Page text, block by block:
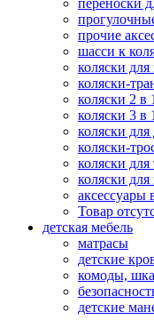
переноски
прочие
шасси к
коляски
коляски-
коляски 2 в 1
коляски 3 в 1
коляски
коляски-
коляски
коляски
аксессуары
Товар
детская мебель
матрасы
детские
комоды,
детские